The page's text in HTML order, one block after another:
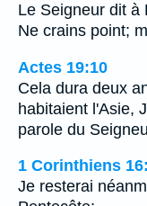
Le Seigneur dit à
Ne crains point;
Actes 19:10
Cela dura deux
habitaient l'Asie,
parole du
1 Corinthiens
Je resterai